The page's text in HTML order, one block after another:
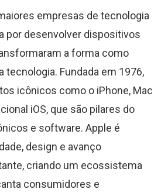
empresas de tecnologia
por desenvolver dispositivos
a forma como
tecnologia. Fundada em 1976,
icônicos como o iPhone, Mac
iOS, que são pilares do
e software. Apple é
design e avanço
criando um ecossistema
consumidores e